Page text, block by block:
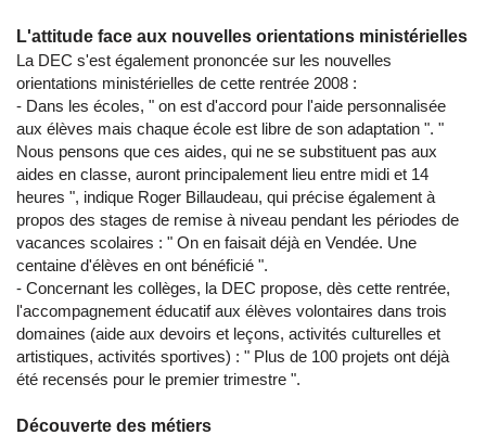
L'attitude face aux nouvelles orientations ministérielles
La DEC s'est également prononcée sur les nouvelles
orientations ministérielles de cette rentrée 2008 :
- Dans les écoles, " on est d'accord pour l'aide personnalisée
aux élèves mais chaque école est libre de son adaptation ". "
Nous pensons que ces aides, qui ne se substituent pas aux
aides en classe, auront principalement lieu entre midi et 14
heures ", indique Roger Billaudeau, qui précise également à
propos des stages de remise à niveau pendant les périodes de
vacances scolaires : " On en faisait déjà en Vendée. Une
centaine d'élèves en ont bénéficié ".
- Concernant les collèges, la DEC propose, dès cette rentrée,
l'accompagnement éducatif aux élèves volontaires dans trois
domaines (aide aux devoirs et leçons, activités culturelles et
artistiques, activités sportives) : " Plus de 100 projets ont déjà
été recensés pour le premier trimestre ".
Découverte des métiers